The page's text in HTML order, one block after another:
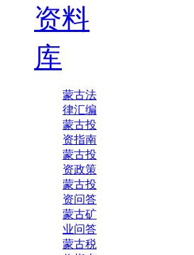
资料
库
蒙古法
律汇编
蒙古投
资指南
蒙古投
资政策
蒙古投
资问答
蒙古矿
业问答
蒙古税